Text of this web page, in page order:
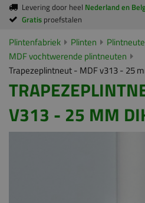
Levering door heel Nederland en
Gratis proefstalen
Plintenfabriek Plinten
MDF vochtwerende plintneuten
Trapezeplintneut - MDF v313 - 25
V313 - 25 MM